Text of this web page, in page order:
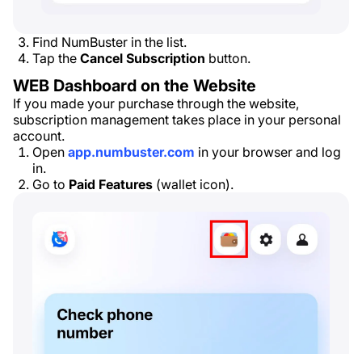
Find NumBuster in the list.
Tap the Cancel Subscription button.
WEB Dashboard on the Website
If you made your purchase through the website,
subscription management takes place in your personal
account.
Open app.numbuster.com in your browser and log
in.
Go to Paid Features (wallet icon).